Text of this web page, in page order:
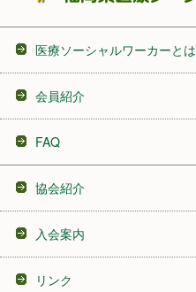
21:00
23:00
医療ソーシャルワーカーとは
会員紹介
FAQ
協会紹介
入会案内
リンク